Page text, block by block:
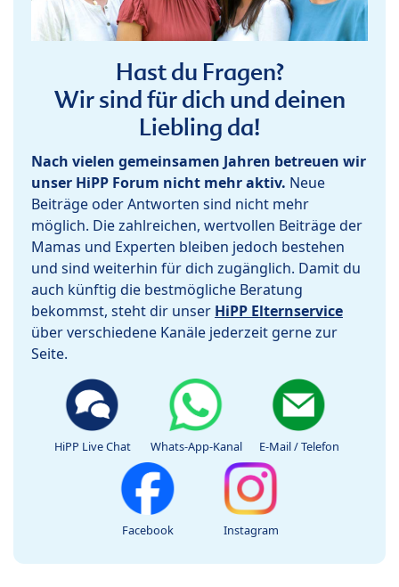
Hast du Fragen?
Wir sind für dich und deinen
Liebling da!
Nach vielen gemeinsamen Jahren betreuen wir
unser HiPP Forum nicht mehr aktiv. Neue
Beiträge oder Antworten sind nicht mehr
möglich. Die zahlreichen, wertvollen Beiträge der
Mamas und Experten bleiben jedoch bestehen
und sind weiterhin für dich zugänglich. Damit du
auch künftig die bestmögliche Beratung
bekommst, steht dir unser HiPP Elternservice
über verschiedene Kanäle jederzeit gerne zur
Seite.
HiPP Live Chat Whats-App-Kanal E-Mail / Telefon
Facebook Instagram